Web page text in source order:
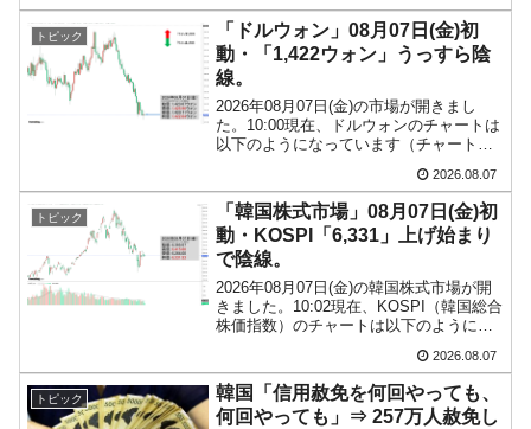
この中に捉えられているはずです。先月
からは韓国の...
トピック
「ドルウォン」08月07日(金)初
動・「1,422ウォン」うっすら陰
線。
2026年08月07日(金)の市場が開きまし
た。10:00現在、ドルウォンのチャートは
以下のようになっています（チャートは
んとか陽線になりましたがコマ足。現在
のところ「1ドル＝1,422ウォ...
2026.08.07
トピック
「韓国株式市場」08月07日(金)初
動・KOSPI「6,331」上げ始まり
で陰線。
2026年08月07日(金)の韓国株式市場が開
きました。10:02現在、KOSPI（韓国総合
株価指数）のチャートは以下のようにな
『Investing.com』より引用）。上げて始
まりましたが現在のとこと陰線。（前日
終値...
2026.08.07
トピック
韓国「信用赦免を何回やっても、
何回やっても」⇒ 257万人赦免し